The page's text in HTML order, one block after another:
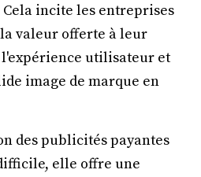
incite les entreprises
valeur offerte à leur
utilisateur et
image de marque en
des publicités payantes
elle offre une